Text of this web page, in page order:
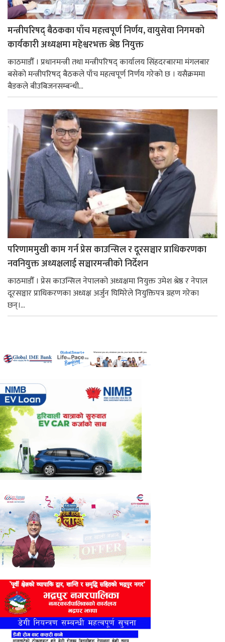
मन्त्रीपरिषद् बैठकका पाँच महत्त्वपूर्ण निर्णय, वायुसेवा निगमको
कार्यकारी अध्यक्षमा महेश्वरभक्त श्रेष्ठ नियुक्त
काठमाडौँ । प्रधानमन्त्री तथा मन्त्रीपरिषद् कार्यालय सिंहदरबारमा मंगलबार
बसेको मन्त्रीपरिषद् बैठकले पाँच महत्वपूर्ण निर्णय गरेको छ । यसैक्रममा
बैडकले बीउबिजनसम्बन्धी...
परिणाममुखी काम गर्न प्रेस काउन्सिल र दूरसञ्चार प्राधिकरणका
नवनियुक्त अध्यक्षलाई सञ्चारमन्त्रीको निर्देशन
काठमाडौँ । प्रेस काउन्सिल नेपालको अध्यक्षमा नियुक्त उमेश श्रेष्ठ र नेपाल
दूरसञ्चार प्राधिकरणका अध्यक्ष अर्जुन घिमिरेले नियुक्तिपत्र ग्रहण गरेका
छन्।...